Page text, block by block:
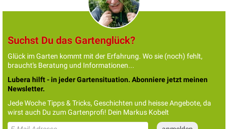
Suchst Du das Gartenglück?
Glück im Garten kommt mit der Erfahrung. Wo sie (noch) fehlt,
braucht's Beratung und Informationen...
Lubera hilft - in jeder Gartensituation. Abonniere jetzt meinen
Newsletter.
Jede Woche Tipps & Tricks, Geschichten und heisse Angebote, da
wirst auch Du zum Gartenprofi! Dein Markus Kobelt